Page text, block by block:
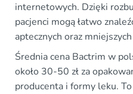
internetowych. Dzięki
pacjenci mogą łatwo
aptecznych oraz
Średnia cena Bactrim w
około 30-50 zł za
producenta i formy leku.